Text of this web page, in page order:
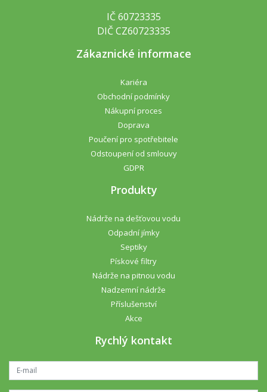
IČ 60723335
DIČ CZ60723335
Zákaznické informace
Kariéra
Obchodní podmínky
Nákupní proces
Doprava
Poučení pro spotřebitele
Odstoupení od smlouvy
GDPR
Produkty
Nádrže na dešťovou vodu
Odpadní jímky
Septiky
Pískové filtry
Nádrže na pitnou vodu
Nadzemní nádrže
Příslušenství
Akce
Rychlý kontakt